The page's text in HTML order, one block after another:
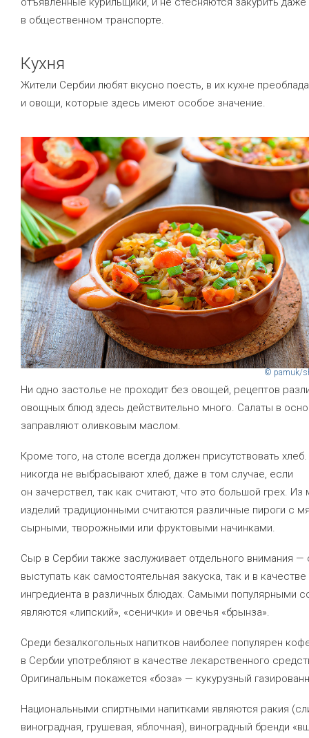
в общественном транспорте.
Кухня
Жители Сербии любят вкусно поесть, в их кухне
и овощи, которые здесь имеют особое значение.
© pamuk/
Ни одно застолье не проходит без овощей, рецептов
овощных блюд здесь действительно много. Салаты в
заправляют оливковым маслом.
Кроме того, на столе всегда должен присутствовать
никогда не выбрасывают хлеб, даже в том случае, если
он зачерствел, так как считают, что это большой грех. Из
изделий традиционными считаются различные пироги с
сырными, творожными или фруктовыми начинками.
Сыр в Сербии также заслуживает отдельного внимания
выступать как самостоятельная закуска, так и в качестве
ингредиента в различных блюдах. Самыми популярными
являются «липский», «сенички» и овечья «брынза».
Среди безалкогольных напитков наиболее популярен
в Сербии употребляют в качестве лекарственного
Оригинальным покажется «боза» — кукурузный
Национальными спиртными напитками являются ракия
виноградная, грушевая, яблочная), виноградный бренди